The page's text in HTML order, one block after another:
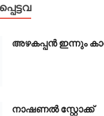
അഴകപ്പൻ ഇന്നും
നാഷണൽ സ്റ്റോക്ക്